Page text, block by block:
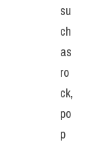
su
ch
as
ro
ck,
po
p